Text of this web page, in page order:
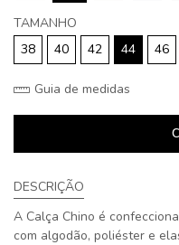
TAMANHO
38
40 42 44 46
Guia de medidas
DESCRIÇÃO
A Calça Chino é
com algodão, poliéster e